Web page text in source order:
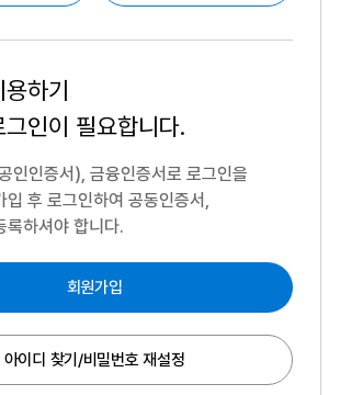
하기
그인이 필요합니다.
인인증서), 금융인증서로 로그인을
입 후 로그인하여 공동인증서,
록하셔야 합니다.
회원가입
아이디 찾기/비밀번호 재설정